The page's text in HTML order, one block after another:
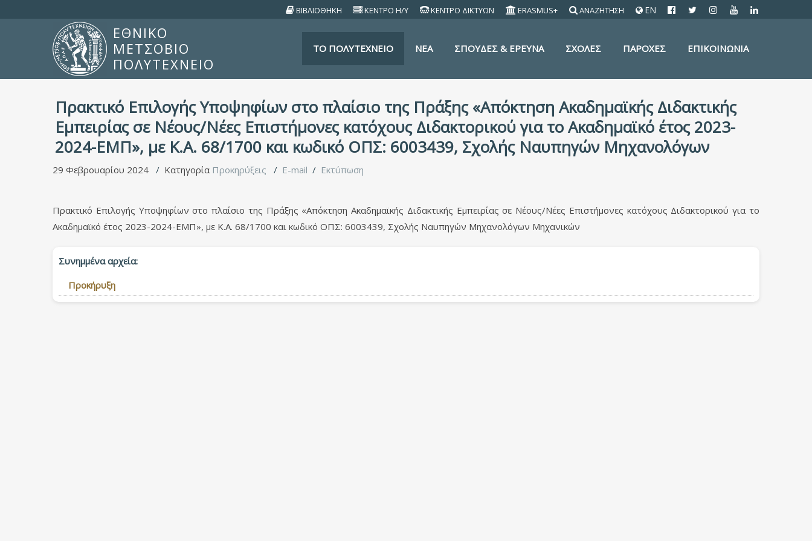
EN
ΒΙΒΛΙΟΘΗΚΗ ΚΕΝΤΡΟ Η/Υ ΚΕΝΤΡΟ ΔΙΚΤΥΩΝ ERASMUS+ ΑΝΑΖΗΤΗΣΗ
ΕΘΝΙΚΟ
ΜΕΤΣΟΒΙΟ
ΠΟΛΥΤΕΧΝΕΙΟ
TO ΠΟΛΥΤΕΧΝΕΙΟ ΝΕΑ ΣΠΟΥΔΕΣ & ΕΡΕΥΝΑ ΣΧΟΛΕΣ ΠΑΡΟΧΕΣ ΕΠΙΚΟΙΝΩΝΙΑ
Πρακτικό Επιλογής Υποψηφίων στο πλαίσιο της Πράξης «Απόκτηση Ακαδημαϊκής Διδακτικής
Εμπειρίας σε Νέους/Νέες Επιστήμονες κατόχους Διδακτορικού για το Ακαδημαϊκό έτος 2023-
2024-ΕΜΠ», με Κ.Α. 68/1700 και κωδικό ΟΠΣ: 6003439, Σχολής Ναυπηγών Μηχανολόγων
29 Φεβρουαρίου 2024 Κατηγορία Προκηρύξεις E-mail Εκτύπωση
Πρακτικό Επιλογής Υποψηφίων στο πλαίσιο της Πράξης «Απόκτηση Ακαδημαϊκής Διδακτικής Εμπειρίας σε Νέους/Νέες Επιστήμονες κατόχους Διδακτορικού για το
Ακαδημαϊκό έτος 2023-2024-ΕΜΠ», με Κ.Α. 68/1700 και κωδικό ΟΠΣ: 6003439, Σχολής Ναυπηγών Μηχανολόγων Μηχανικών
Συνημμένα αρχεία:
Προκήρυξη